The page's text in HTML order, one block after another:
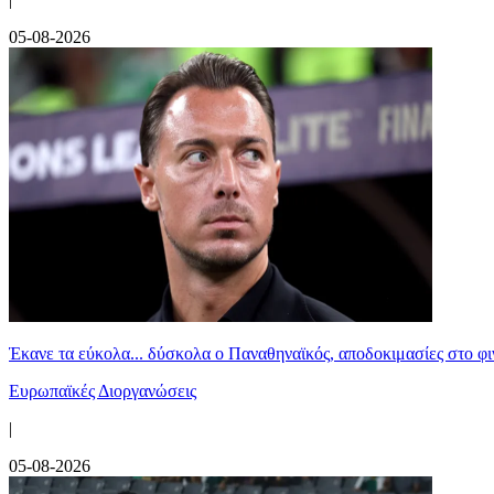
05-08-2026
Έκανε τα εύκολα... δύσκολα ο Παναθηναϊκός, αποδοκιμασίες στο
Ευρωπαϊκές Διοργανώσεις
|
05-08-2026